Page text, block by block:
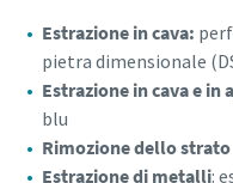
Estrazione in cava:
pietra dimensionale
Estrazione in cava e in
blu
Rimozione dello
Estrazione di metalli: